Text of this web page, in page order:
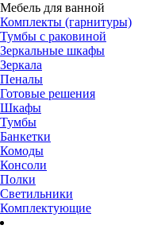
Мебель для ванной
Комплекты (гарнитуры)
Тумбы с раковиной
Зеркальные шкафы
Зеркала
Пеналы
Готовые решения
Шкафы
Тумбы
Банкетки
Комоды
Консоли
Полки
Светильники
Комплектующие